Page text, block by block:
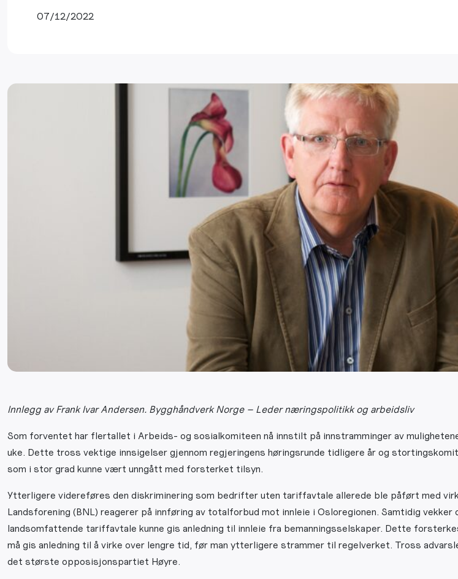
Innlegg av Frank Ivar Andersen. Bygghåndverk Norge – Leder næringspolitikk og arbeidsliv
Som forventet har flertallet i Arbeids- og sosialkomiteen nå innstilt på innstramminger av
uke. Dette tross vektige innsigelser gjennom regjeringens høringsrunde tidligere år og
som i stor grad kunne vært unngått med forsterket tilsyn.
Ytterligere videreføres den diskriminering som bedrifter uten tariffavtale allerede ble påført med
Landsforening (BNL) reagerer på innføring av totalforbud mot innleie i Osloregionen. Samtidig
landsomfattende tariffavtale kunne gis anledning til innleie fra bemanningsselskaper. Dette
må gis anledning til å virke over lengre tid, før man ytterligere strammer til regelverket. Tross
det største opposisjonspartiet Høyre.
07/12/2022